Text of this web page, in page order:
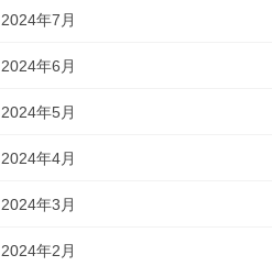
2024年7月
2024年6月
2024年5月
2024年4月
2024年3月
2024年2月